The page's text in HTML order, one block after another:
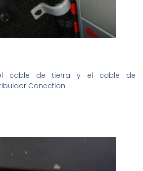
el cable de tierra y el cable de
Conection.